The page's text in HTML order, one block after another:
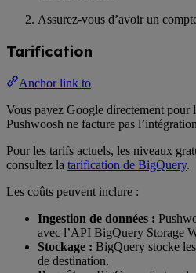
Assurez-vous d’avoir un
Tarification
Anchor link to
Vous payez Google directement pour
Pushwoosh ne facture pas
Pour les tarifs actuels, les niveaux
consultez la tarification de BigQuery.
Les coûts peuvent inclure :
Ingestion de données :
avec l’API BigQuery Storage
Stockage : BigQuery stocke
de destination.